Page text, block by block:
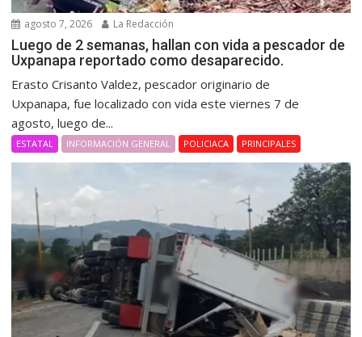
agosto 7, 2026 La Redacción
Luego de 2 semanas, hallan con vida a pescador de
Uxpanapa reportado como desaparecido.
Erasto Crisanto Valdez, pescador originario de
Uxpanapa, fue localizado con vida este viernes 7 de
agosto, luego de...
ESTATAL INFORMACIÓN GENERAL POLICIACA PRINCIPALES